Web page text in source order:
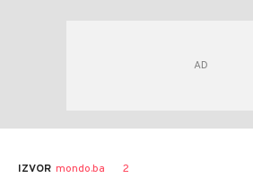
IZVOR mondo.ba 2